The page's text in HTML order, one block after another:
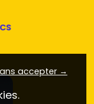
accepter →